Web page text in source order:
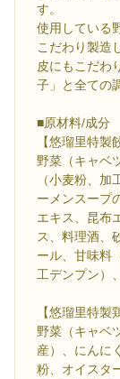
す。
使用している
こだわり製造
皮にもこだわ
子」と全ての
■原材料/成分
【悠瑠里特製
野菜（キャベ
（小麦粉、
ーメンスープ
エキス、昆布
ス、料理酒、
ール、甘味料
工デンプン）
【悠瑠里特製
野菜（キャベ
産）、にんに
粉、オイスタ